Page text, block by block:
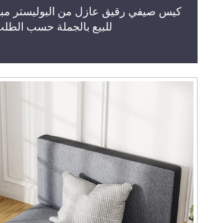
كيس صيفي رقيق عازل من البوليستر
للبيع بالجملة حسب